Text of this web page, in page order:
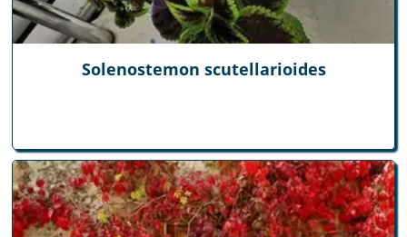
Solenostemon scutellarioides